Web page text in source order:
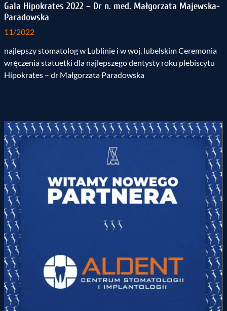
Gala Hipokrates 2022 – Dr n. med. Małgorzata Majewska-
Paradowska
11/2022
najlepszy stomatolog w Lublinie i w woj. lubelskim Ceremonia
wręczenia statuetki dla najlepszego dentysty roku plebiscytu
Hipokrates – dr Małgorzata Paradowska